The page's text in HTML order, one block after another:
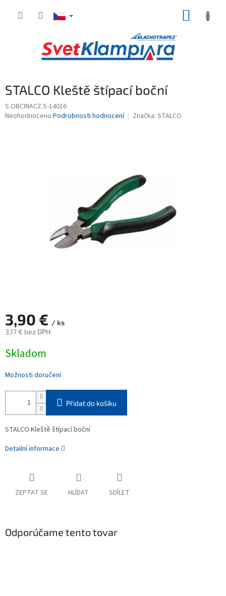
STALCO Kleště štípací boční
S.OBCINACZ.S-14016
Průměrné
Neohodnoceno Podrobnosti hodnocení Značka: STALCO
3,90 € / ks
3,17 € bez DPH
cena:
Skladom
Možnosti doručení
Přidat do košíku
STALCO Kleště štípací boční
Detailní informace
ZEPTAT SE HLÍDAT SDÍLET
Odporúčame tento tovar